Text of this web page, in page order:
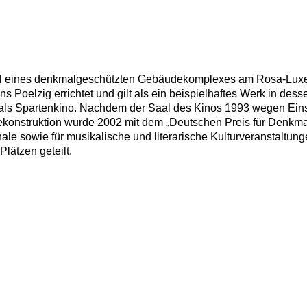
denkmalgeschützten Gebäudekomplexes am Rosa-
Poelzig errichtet und gilt als ein beispielhaftes Werk in
Spartenkino. Nachdem der Saal des Kinos 1993 wegen
wurde 2002 mit dem „Deutschen Preis für
sowie für musikalische und literarische
geteilt.